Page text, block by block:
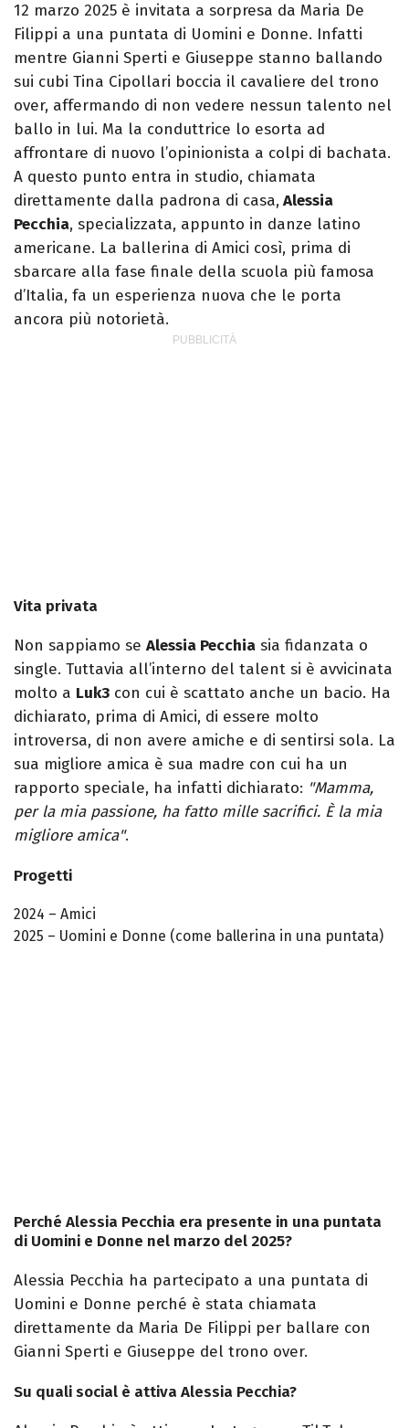
12 marzo 2025 è invitata a sorpresa da Maria De
Filippi a una puntata di Uomini e Donne. Infatti
mentre Gianni Sperti e Giuseppe stanno ballando
sui cubi Tina Cipollari boccia il cavaliere del trono
over, affermando di non vedere nessun talento nel
ballo in lui. Ma la conduttrice lo esorta ad
affrontare di nuovo l’opinionista a colpi di bachata.
A questo punto entra in studio, chiamata
direttamente dalla padrona di casa, Alessia
Pecchia, specializzata, appunto in danze latino
americane. La ballerina di Amici così, prima di
sbarcare alla fase finale della scuola più famosa
d’Italia, fa un esperienza nuova che le porta
ancora più notorietà.
Vita privata
Non sappiamo se Alessia Pecchia sia fidanzata o
single. Tuttavia all’interno del talent si è avvicinata
molto a Luk3 con cui è scattato anche un bacio. Ha
dichiarato, prima di Amici, di essere molto
introversa, di non avere amiche e di sentirsi sola. La
sua migliore amica è sua madre con cui ha un
rapporto speciale, ha infatti dichiarato: "Mamma,
per la mia passione, ha fatto mille sacrifici. È la mia
migliore amica".
Progetti
2024 – Amici
2025 – Uomini e Donne (come ballerina in una puntata)
Perché Alessia Pecchia era presente in una puntata
di Uomini e Donne nel marzo del 2025?
Alessia Pecchia ha partecipato a una puntata di
Uomini e Donne perché è stata chiamata
direttamente da Maria De Filippi per ballare con
Gianni Sperti e Giuseppe del trono over.
Su quali social è attiva Alessia Pecchia?